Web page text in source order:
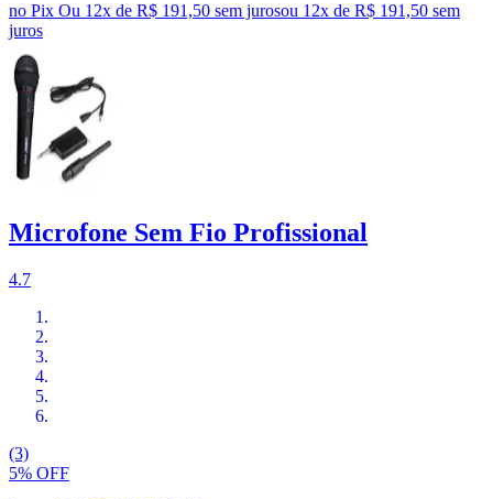
no Pix Ou 12x de R$ 191,50 sem jurosou 12x de R$ 191,50 sem
juros
Microfone Sem Fio Profissional
4.7
(3)
5% OFF